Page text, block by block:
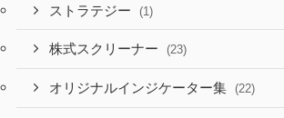
ストラテジー (1)
株式スクリーナー (23)
オリジナルインジケーター集 (22)